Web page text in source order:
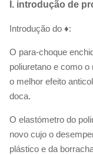
I. introdução de
Introdução do ♦:
O para-choque
poliuretano e como
o melhor efeito
doca.
O elastómetro do
novo cujo o
plástico e da